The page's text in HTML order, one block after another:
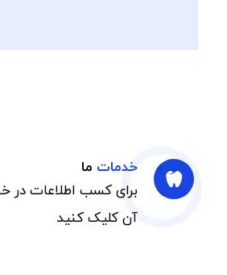
خدمات ما
برای کسب اطلاعات در
آن کلیک کنید